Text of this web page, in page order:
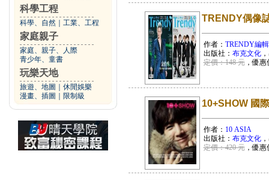
科學工程
科學、自然 工業、工程
家庭親子
家庭、親子、人際
青少年、童書
玩樂天地
旅遊、地圖
休閒娛樂
漫畫、插圖
限制級
TRENDY偶像
作者： TRENDY編
出版社： 布克文化
定價：148 元，優惠
10+SHOW 國
作者： 10 ASIA
出版社： 布克文化
定價：420 元，優惠